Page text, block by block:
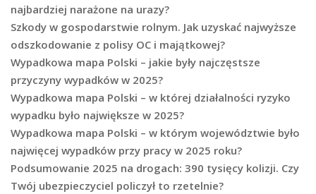
najbardziej narażone na urazy?
Szkody w gospodarstwie rolnym. Jak uzyskać najwyższe
odszkodowanie z polisy OC i majątkowej?
Wypadkowa mapa Polski – jakie były najczęstsze
przyczyny wypadków w 2025?
Wypadkowa mapa Polski – w której działalności ryzyko
wypadku było największe w 2025?
Wypadkowa mapa Polski – w którym województwie było
najwięcej wypadków przy pracy w 2025 roku?
Podsumowanie 2025 na drogach: 390 tysięcy kolizji. Czy
Twój ubezpieczyciel policzył to rzetelnie?